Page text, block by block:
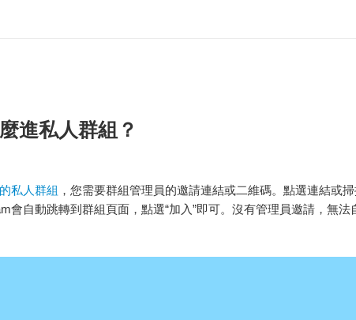
進私人群組？
私人群組 ，您需要群組管理員的邀請連結或二維碼。點選連結或
會自動跳轉到群組頁面，點選“加入”即可。沒有管理員邀請，無法